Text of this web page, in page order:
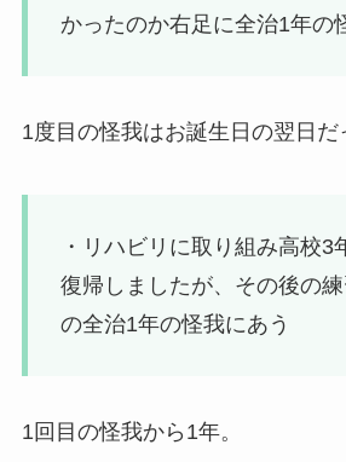
かったのか右足に全治1年の
1度目の怪我はお誕生日の翌日だ
・リハビリに取り組み高校3
復帰しましたが、その後の
の全治1年の怪我にあう
1回目の怪我から1年。